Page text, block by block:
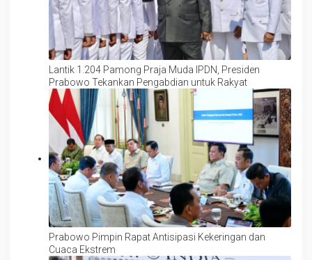
Lantik 1.204 Pamong Praja Muda IPDN, Presiden
Prabowo Tekankan Pengabdian untuk Rakyat
Prabowo Pimpin Rapat Antisipasi Kekeringan dan
Cuaca Ekstrem